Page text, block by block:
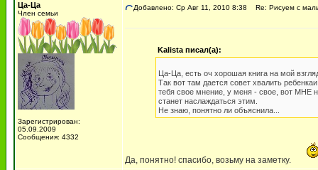
Ца-Ца
Член семьи
Зарегистрирован:
05.09.2009
Сообщения: 4332
Добавлено: Ср Авг 11, 2010 8:38 Re: Рисуем с
Kalista писал(а):
Ца-Ца, есть оч хорошая книга на мой
Так вот там дается совет хвалить
тебя свое мнение, у меня - свое, вот МНЕ
станет наслаждаться этим.
Не знаю, понятно ли объяснила...
Да, понятно! спасибо, возьму на заметку.